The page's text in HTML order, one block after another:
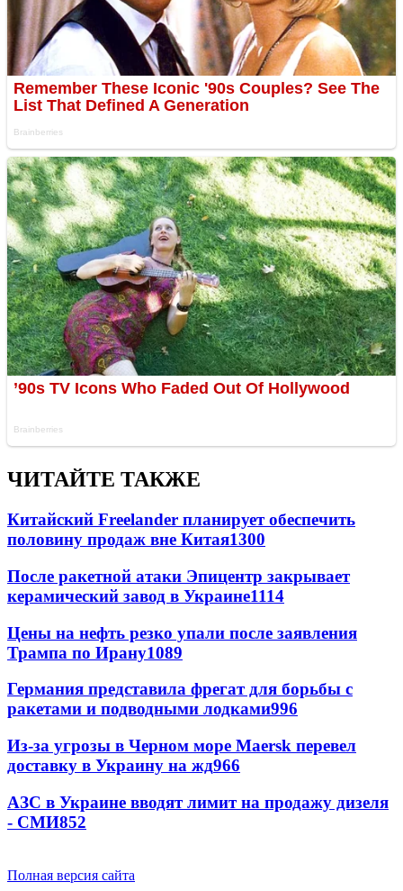
ЧИТАЙТЕ ТАКЖЕ
Китайский Freelander планирует обеспечить
половину продаж вне Китая1300
После ракетной атаки Эпицентр закрывает
керамический завод в Украине1114
Цены на нефть резко упали после заявления
Трампа по Ирану1089
Германия представила фрегат для борьбы с
ракетами и подводными лодками996
Из-за угрозы в Черном море Maersk перевел
доставку в Украину на жд966
АЗС в Украине вводят лимит на продажу дизеля
- СМИ852
Полная версия сайта